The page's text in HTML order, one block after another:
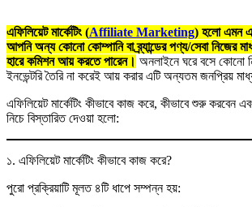
এফিলিয়েট মার্কেটিং (Affiliate Marketing) হলো এমন
আপনি অন্য কোনো কোম্পানি বা ব্র্যান্ডের পণ্য/সেবা নিজের
হারে কমিশন আয় করতে পারেন। অনলাইনে ঘরে বসে কোনো
ইনভেন্টরি তৈরি না করেই আয় করার এটি অন্যতম জনপ্রিয়
এফিলিয়েট মার্কেটিং কীভাবে কাজ করে, কীভাবে শুরু করবেন
নিচে বিস্তারিত দেওয়া হলো:
১. এফিলিয়েট মার্কেটিং কীভাবে কাজ করে?
পুরো প্রক্রিয়াটি মূলত ৪টি ধাপে সম্পন্ন হয়: